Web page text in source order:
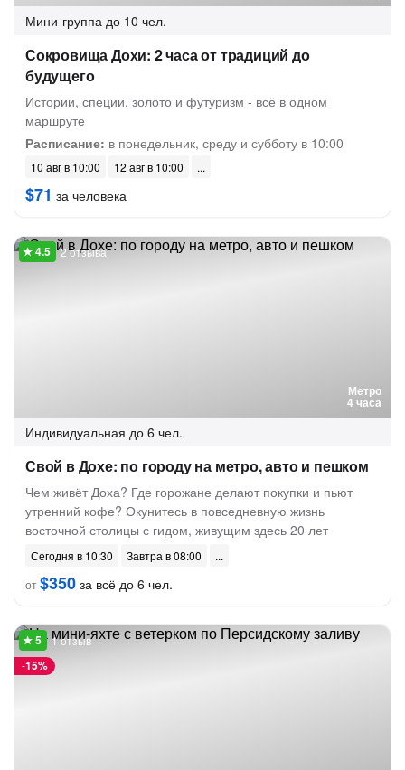
Мини-группа до 10 чел.
Сокровища Дохи: 2 часа от традиций до
будущего
Истории, специи, золото и футуризм - всё в одном
маршруте
Расписание: в понедельник, среду и субботу в 10:00
10 авг в 10:00 12 авг в 10:00
$71 за человека
Метро
4 часа
2 отзыва
Индивидуальная до 6 чел.
Свой в Дохе: по городу на метро, авто и пешком
Чем живёт Доха? Где горожане делают покупки и пьют
утренний кофе? Окунитесь в повседневную жизнь
восточной столицы с гидом, живущим здесь 20 лет
Сегодня в 10:30
Завтра в 08:00
от$350 за всё до 6 чел.
-15%
1 отзыв